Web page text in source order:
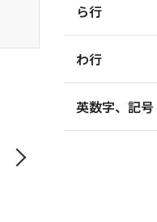
ら行
わ行
英数字、記号